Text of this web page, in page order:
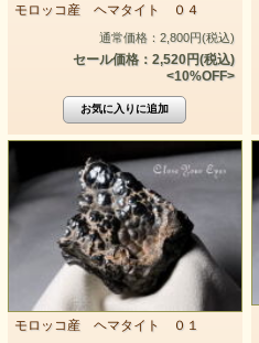
モロッコ産 ヘマタイト ０４
通常価格：2,800円(税込)
セール価格：2,520円(税込)
<10%OFF>
モロッコ産 ヘマタイト ０１